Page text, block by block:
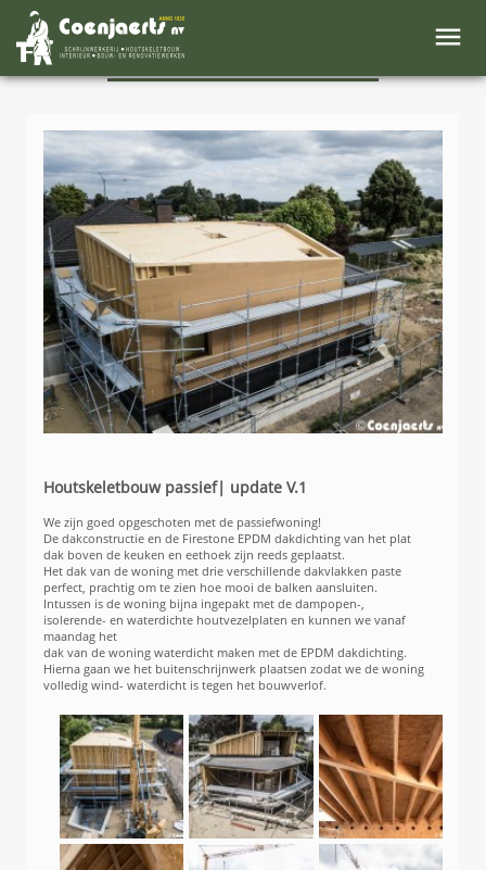
Houtskeletbouw passief| update V.1
We zijn goed opgeschoten met de passiefwoning!
De dakconstructie en de Firestone EPDM dakdichting van het plat
dak boven de keuken en eethoek zijn reeds geplaatst.
Het dak van de woning met drie verschillende dakvlakken paste
perfect, prachtig om te zien hoe mooi de balken aansluiten.
Intussen is de woning bijna ingepakt met de dampopen-,
isolerende- en waterdichte houtvezelplaten en kunnen we vanaf
maandag het
dak van de woning waterdicht maken met de EPDM dakdichting.
Hierna gaan we het buitenschrijnwerk plaatsen zodat we de woning
volledig wind- waterdicht is tegen het bouwverlof.